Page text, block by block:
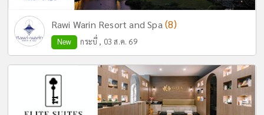
Rawi Warin Resort and Spa (8)
New กระบี่ , 03 ส.ค. 69